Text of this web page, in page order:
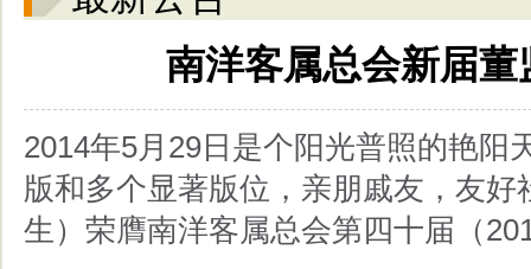
南洋客属总会新届
2014年5月29日是个阳光普照的艳阳
版和多个显著版位，亲朋戚友，友
生）荣膺南洋客属总会第四十届（